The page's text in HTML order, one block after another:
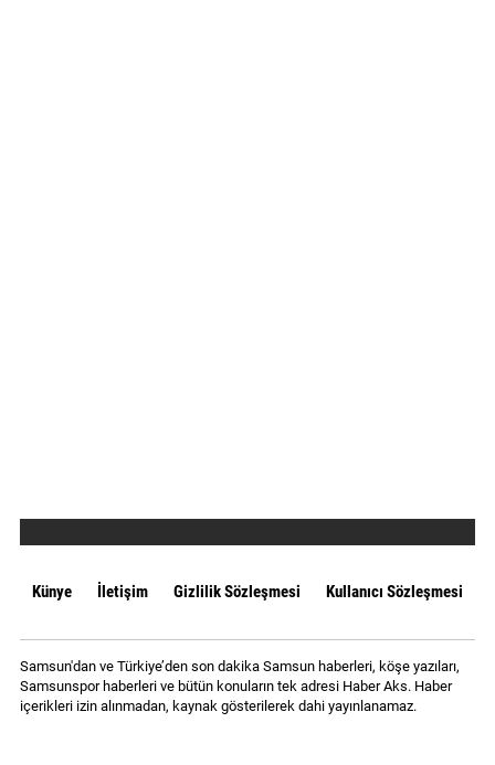
Künye İletişim Gizlilik Sözleşmesi Kullanıcı Sözleşmesi
Samsun'dan ve Türkiye’den son dakika Samsun haberleri, köşe yazıları,
Samsunspor haberleri ve bütün konuların tek adresi Haber Aks. Haber
içerikleri izin alınmadan, kaynak gösterilerek dahi yayınlanamaz.